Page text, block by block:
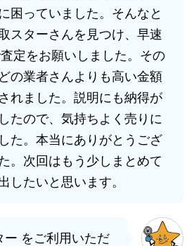
困っていました。そんなと
スターさんを見つけ、早速
定をお願いしました。その
の業者さんよりも高い金額
れました。説明にも納得が
たので、気持ちよく売りに
た。本当にありがとうござ
。次回はもう少しまとめて
したいと思います。
ー をご利用いただ